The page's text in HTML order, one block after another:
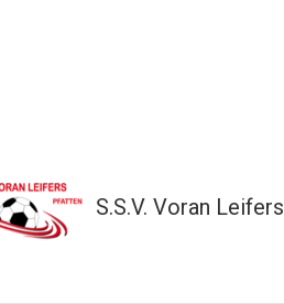
S.S.V. Voran Leifers